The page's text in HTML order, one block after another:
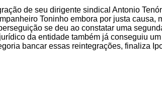
de seu dirigente sindical Antonio
Toninho embora por justa causa,
se deu ao constatar uma
da entidade também já conseguiu
bancar essas reintegrações, finaliza